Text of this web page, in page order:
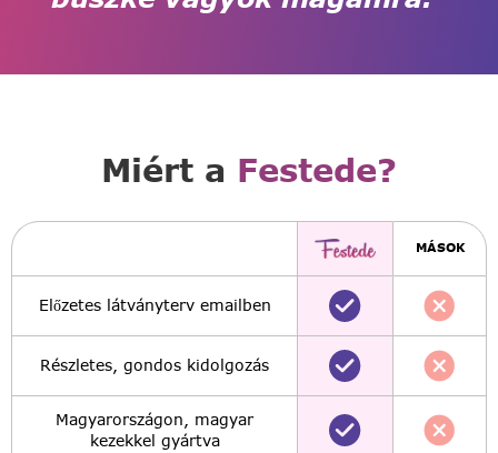
Miért a Festede?
MÁSOK
Előzetes látványterv emailben
Részletes, gondos kidolgozás
Magyarországon, magyar
kezekkel gyártva